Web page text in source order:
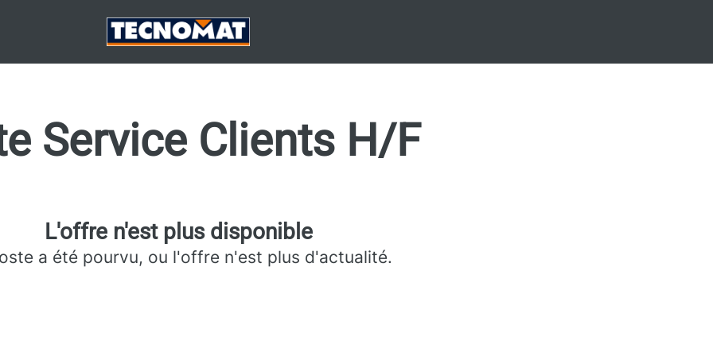
Service Clients H/F
L'offre n'est plus disponible
a été pourvu, ou l'offre n'est plus d'actualité.